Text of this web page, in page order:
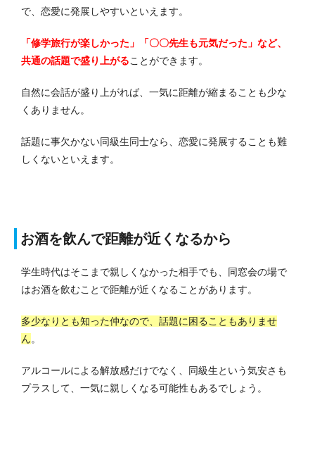
で、恋愛に発展しやすいといえます。
「修学旅行が楽しかった」「〇〇先生も元気だった」など、
共通の話題で盛り上がることができます。
自然に会話が盛り上がれば、一気に距離が縮まることも少な
くありません。
話題に事欠かない同級生同士なら、恋愛に発展することも難
しくないといえます。
お酒を飲んで距離が近くなるから
学生時代はそこまで親しくなかった相手でも、同窓会の場で
はお酒を飲むことで距離が近くなることがあります。
多少なりとも知った仲なので、話題に困ることもありませ
ん。
アルコールによる解放感だけでなく、同級生という気安さも
プラスして、一気に親しくなる可能性もあるでしょう。